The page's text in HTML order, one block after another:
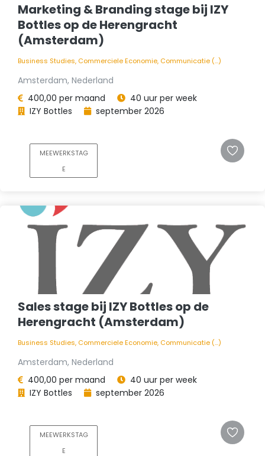
Marketing & Branding stage bij IZY
Bottles op de Herengracht
(Amsterdam)
Business Studies, Commerciele Economie, Communicatie (...)
Amsterdam, Nederland
400,00 per maand
40 uur per week
IZY Bottles
september 2026
MEEWERKSTAG
E
Sales stage bij IZY Bottles op de
Herengracht (Amsterdam)
Business Studies, Commerciele Economie, Communicatie (...)
Amsterdam, Nederland
400,00 per maand
40 uur per week
IZY Bottles
september 2026
MEEWERKSTAG
E